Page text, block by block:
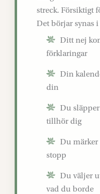
streck. Försiktigt
Det börjar synas
Ditt nej
förklaringar
Din
din
Du
tillhör dig
Du märker
stopp
Du väljer
vad du borde